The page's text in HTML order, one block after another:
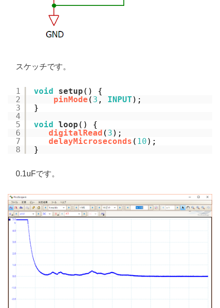
スケッチです。
1
2
3
4
5
6
7
8
void setup () {
pinMode ( 3 , INPUT );
}
void loop () {
digitalRead ( 3 );
delayMicroseconds ( 10 );
}
0.1uFです。